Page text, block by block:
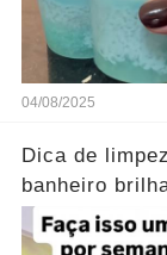
04/08/2025
Dica de
banheiro